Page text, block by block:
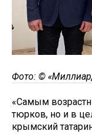
Фото: ©
«Самым
тюрков, но и в
крымский